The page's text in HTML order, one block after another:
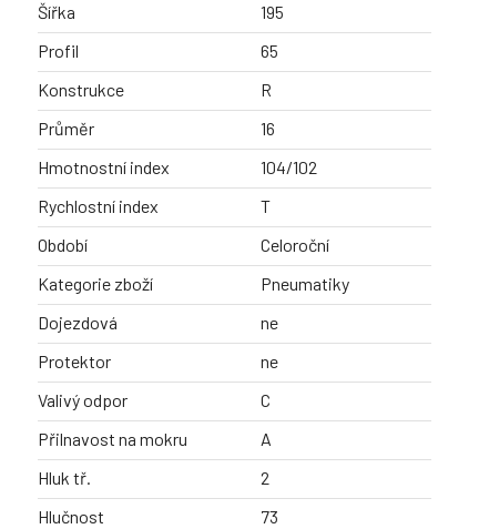
Šířka
195
Profil
65
Konstrukce
R
Průměr
16
Hmotnostní index
104/102
Rychlostní index
T
Období
Celoroční
Kategorie zboží
Pneumatiky
Dojezdová
ne
Protektor
ne
Valivý odpor
C
Přilnavost na mokru
A
Hluk tř.
2
Hlučnost
73